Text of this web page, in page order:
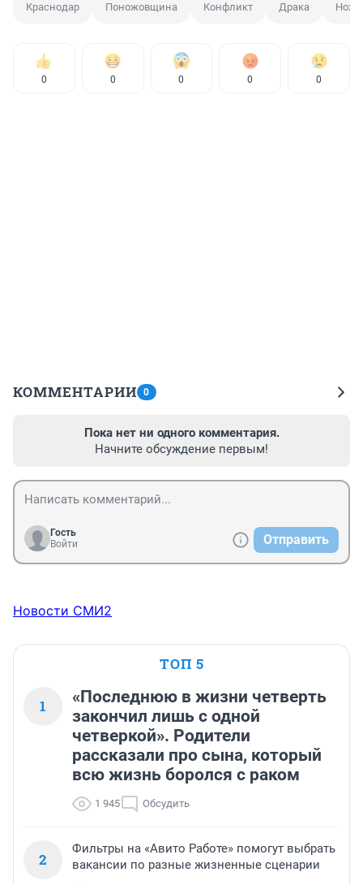
Краснодар Поножовщина Конфликт Драка Нож
0 0 0 0 0
КОММЕНТАРИИ 0
Пока нет ни одного комментария.
Начните обсуждение первым!
Гость
Войти
Отправить
Новости СМИ2
ТОП 5
1
«Последнюю в жизни четверть
закончил лишь с одной
четверкой». Родители
рассказали про сына, который
всю жизнь боролся с раком
1 945 Обсудить
2
Фильтры на «Авито Работе» помогут выбрать
вакансии по разные жизненные сценарии